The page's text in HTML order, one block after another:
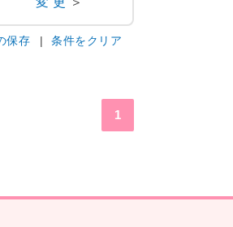
保存 条件をクリア
1